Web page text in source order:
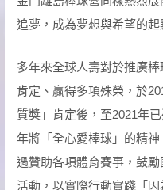
追夢，成為夢想與希望的起
多年來全球人壽對於推廣
肯定、贏得多項殊榮，於
質獎」肯定後，至2021年
年將「全心愛棒球」的精
過贊助各項體育賽事，鼓
活動，以實際行動實踐「